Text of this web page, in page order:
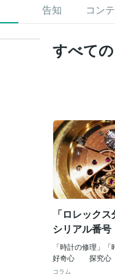
告知 コン
すべて
「ロレック
シリアル番号
「時計の修理」
好奇心 探究心
タ」「紳士腕時
コラム